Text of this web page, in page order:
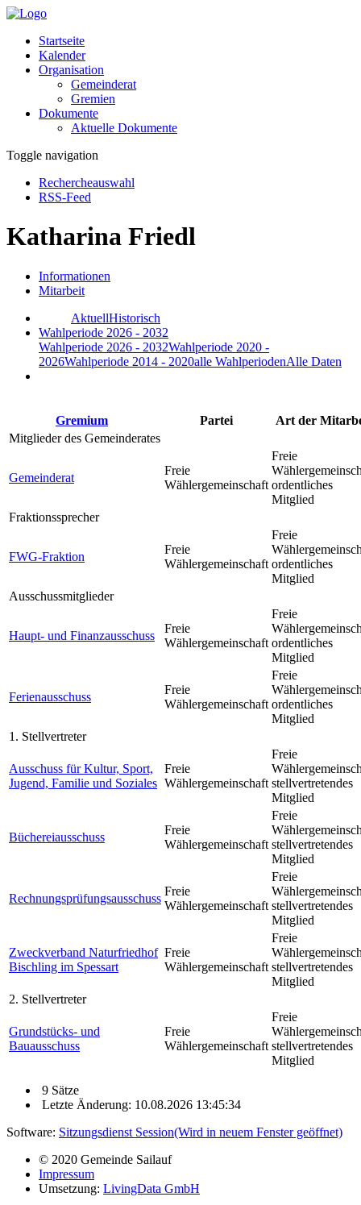
Startseite
Kalender
Organisation
Gemeinderat
Gremien
Dokumente
Aktuelle Dokumente
Toggle navigation
Rechercheauswahl
RSS-Feed
Katharina Friedl
Informationen
Mitarbeit
AktuellHistorisch
Wahlperiode 2026 - 2032
Wahlperiode 2026 - 2032Wahlperiode 2020 -
2026Wahlperiode 2014 - 2020alle WahlperiodenAlle Daten
Gremium Partei
Art der
Mitglieder des Gemeinderates
Gemeinderat
Freie
Wählergemeinschaft
Freie
ordentliches
Mitglied
Fraktionssprecher
FWG-Fraktion
Freie
Wählergemeinschaft
Freie
ordentliches
Mitglied
Ausschussmitglieder
Haupt- und Finanzausschuss
Freie
Wählergemeinschaft
Freie
ordentliches
Mitglied
Ferienausschuss
Freie
Wählergemeinschaft
Freie
ordentliches
Mitglied
1. Stellvertreter
Ausschuss für Kultur, Sport,
Jugend, Familie und Soziales
Freie
Wählergemeinschaft
Freie
stellvertretendes
Mitglied
Büchereiausschuss
Freie
Wählergemeinschaft
Freie
stellvertretendes
Mitglied
Rechnungsprüfungsausschuss
Freie
Wählergemeinschaft
Freie
stellvertretendes
Mitglied
Zweckverband Naturfriedhof
Bischling im Spessart
Freie
Wählergemeinschaft
Freie
stellvertretendes
Mitglied
2. Stellvertreter
Grundstücks- und
Bauausschuss
Freie
Wählergemeinschaft
Freie
stellvertretendes
Mitglied
9 Sätze
Letzte Änderung: 10.08.2026 13:45:34
Software: Sitzungsdienst Session(Wird in neuem Fenster geöffnet)
© 2020 Gemeinde Sailauf
Impressum
Umsetzung: LivingData GmbH